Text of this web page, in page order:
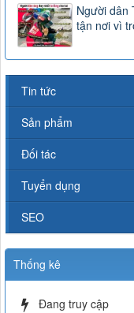
Người dân
tận nơi vì
Tin tức
Sản phẩm
Đối tác
Tuyển dụng
SEO
Thống kê
Đang truy cập